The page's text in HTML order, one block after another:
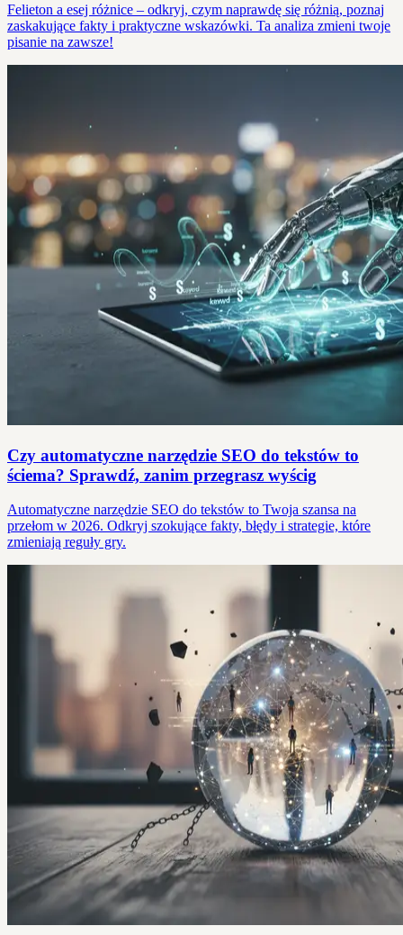
Felieton a esej różnice – odkryj, czym naprawdę się różnią, poznaj
zaskakujące fakty i praktyczne wskazówki. Ta analiza zmieni twoje
pisanie na zawsze!
Czy automatyczne narzędzie SEO do tekstów to
ściema? Sprawdź, zanim przegrasz wyścig
Automatyczne narzędzie SEO do tekstów to Twoja szansa na
przełom w 2026. Odkryj szokujące fakty, błędy i strategie, które
zmieniają reguły gry.